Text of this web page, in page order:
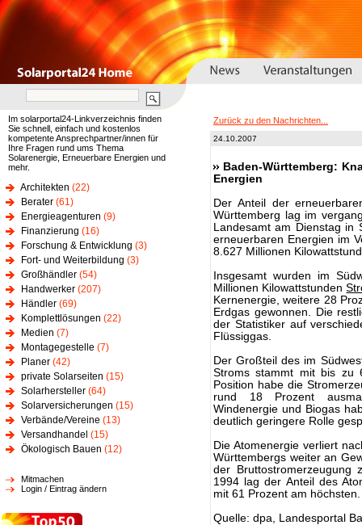
Im solarportal24-Linkverzeichnis finden
Sie schnell, einfach und kostenlos
kompetente Ansprechpartner/innen für
Ihre Fragen rund ums Thema
Solarenergie, Erneuerbare Energien und
mehr.
Architekten (22)
Berater (61)
Energieagenturen (9)
Finanzierung (16)
Forschung & Entwicklung (3)
Fort- und Weiterbildung (3)
Großhändler (54)
Handwerker (207)
Händler (69)
Komplettlösungen (22)
Medien (7)
Montagegestelle (7)
Planer (42)
private Solarseiten (15)
Solarhersteller (64)
Solarversicherungen (15)
Verbände/Vereine (13)
Versandhandel (15)
Ökologisch Bauen (12)
Mitmachen
Login / Eintrag ändern
Zurück zu den Nachrichten...
24.10.2007
Baden-Württemberg:
Energien
Der Anteil der
Württemberg lag im
Landesamt am Dienstag in
erneuerbaren Energien im
8.627 Millionen
Insgesamt wurden im
Millionen Kilowattstunden
Kernenergie, weitere 28
Erdgas gewonnen. Die
der Statistiker auf
Flüssiggas.
Der Großteil des im
Stroms stammt mit bis zu
Position habe die
rund 18 Prozent
Windenergie und Biogas
deutlich geringere Rolle
Die Atomenergie verliert
Württembergs weiter an
der
1994 lag der Anteil des
mit 61 Prozent am
Quelle: dpa, Landesportal